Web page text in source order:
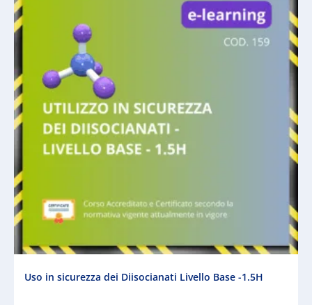
Uso in sicurezza dei Diisocianati Livello Base -1.5H